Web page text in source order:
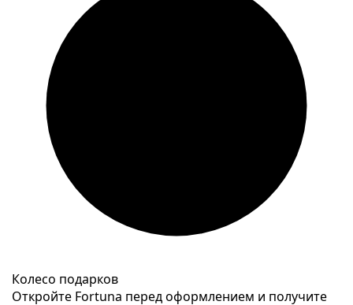
Колесо подарков
Откройте Fortuna перед оформлением и получите